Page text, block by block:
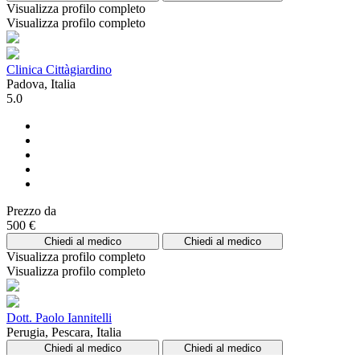
Visualizza profilo completo
Visualizza profilo completo
Clinica Cittàgiardino
Padova, Italia
5.0
Prezzo da
500 €
Chiedi al medico Chiedi al medico
Visualizza profilo completo
Visualizza profilo completo
Dott. Paolo Iannitelli
Perugia, Pescara, Italia
Chiedi al medico Chiedi al medico